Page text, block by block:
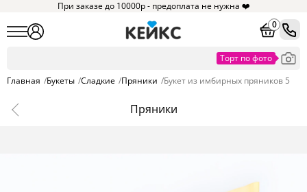
При заказе до 10000р - предоплата не нужна ❤️
0
Главная /Букеты /Сладкие /Пряники /Букет из имбирных пряников 5
Пряники